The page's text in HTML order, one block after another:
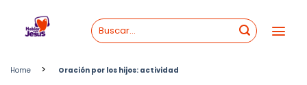
content
Home > Oración por los hijos: actividad